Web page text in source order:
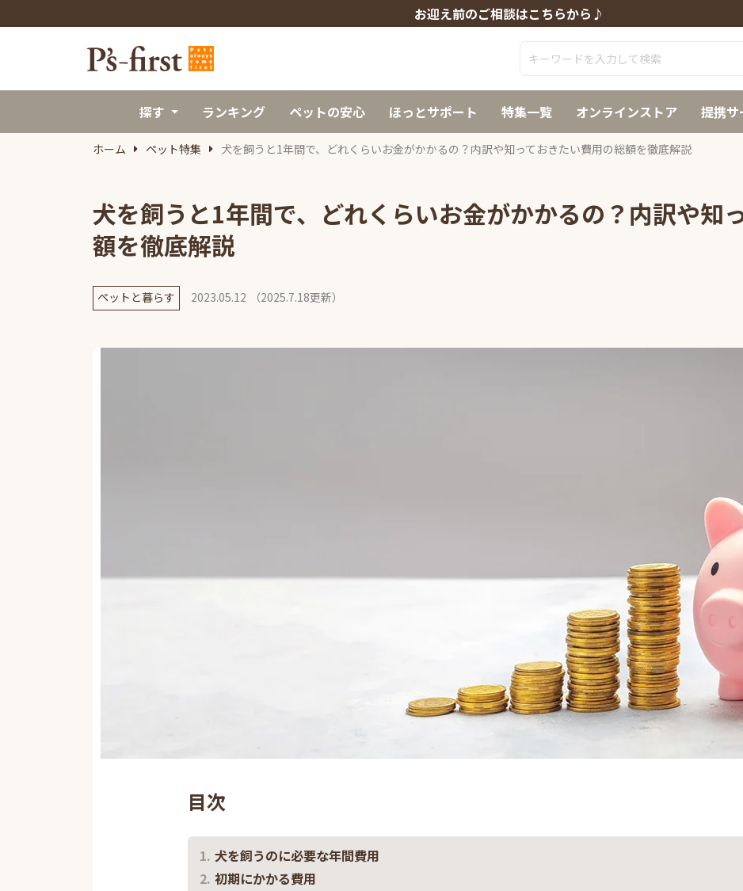
お迎え前のご相談はこちらから♪
探す ランキング ペットの安心 ほっとサポート 特集一覧 オンラインストア 提携サ
ホーム ペット特集 犬を飼うと1年間で、どれくらいお金がかかるの？内訳や知っておきたい費用の総額を徹底解説
犬を飼うと1年間で、どれくらいお金がかかるの？内訳や知
額を徹底解説
ペットと暮らす 2023.05.12 （2025.7.18更新）
目次
犬を飼うのに必要な年間費用
初期にかかる費用